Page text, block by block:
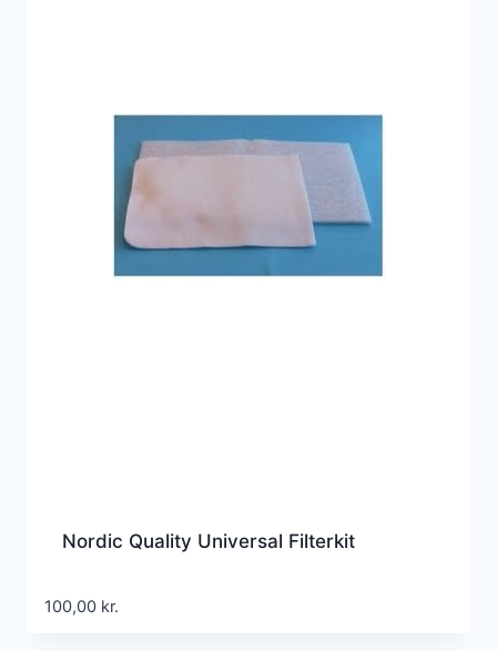
Nordic Quality Universal Filterkit
100,00 kr.